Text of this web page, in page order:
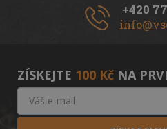
+420
Copyright 2026Vseprogril.cz.
ZÍSKEJTE 100 Kč NA